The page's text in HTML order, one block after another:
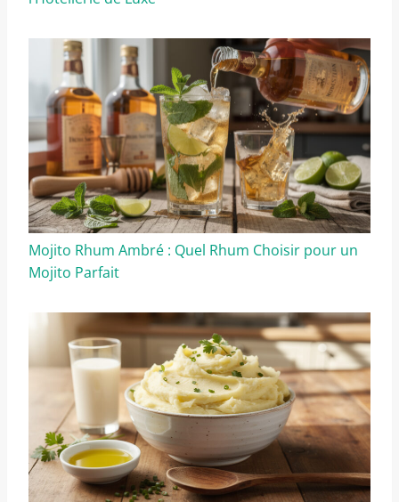
Mojito Rhum Ambré : Quel Rhum Choisir pour un
Mojito Parfait